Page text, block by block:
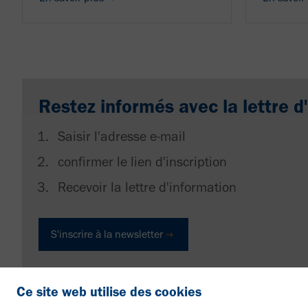
Restez informés avec la lettre
Saisir l'adresse e-mail
confirmer le lien d'inscription
Recevoir la lettre d'information
S'inscrire à la newsletter
Ce site web utilise des cookies